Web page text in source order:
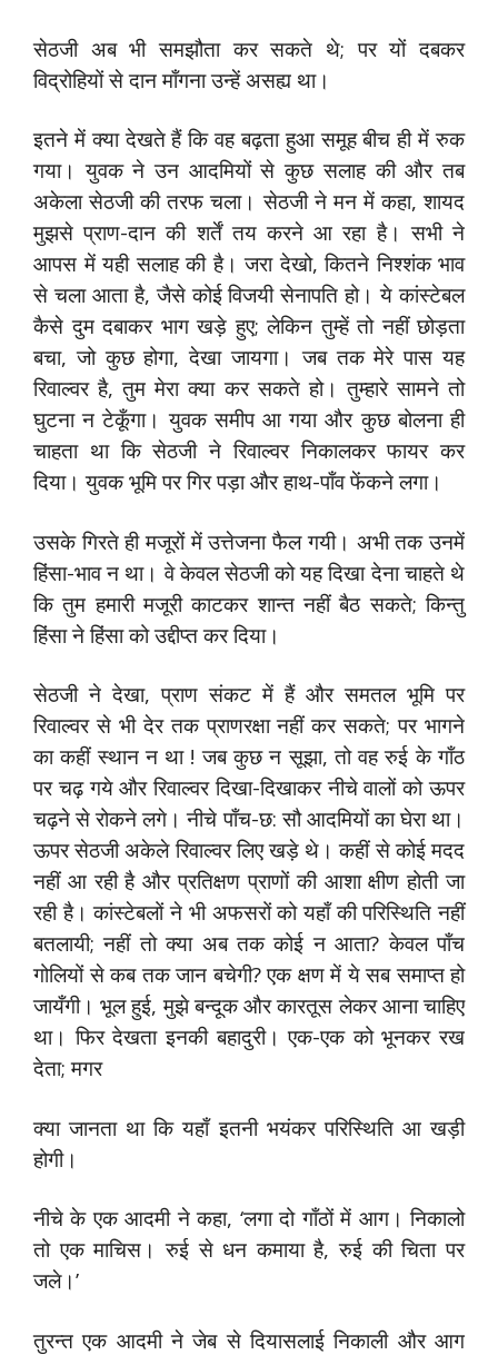
सेठजी अब भी समझौता कर सकते थे; पर यों दबकर
विद्रोहियों से दान माँगना उन्हें असह्य था।
इतने में क्या देखते हैं कि वह बढ़ता हुआ समूह बीच ही में रुक
गया। युवक ने उन आदमियों से कुछ सलाह की और तब
अकेला सेठजी की तरफ चला। सेठजी ने मन में कहा, शायद
मुझसे प्राण-दान की शर्तें तय करने आ रहा है। सभी ने
आपस में यही सलाह की है। जरा देखो, कितने निश्शंक भाव
से चला आता है, जैसे कोई विजयी सेनापति हो। ये कांस्टेबल
कैसे दुम दबाकर भाग खड़े हुए; लेकिन तुम्हें तो नहीं छोड़ता
बचा, जो कुछ होगा, देखा जायगा। जब तक मेरे पास यह
रिवाल्वर है, तुम मेरा क्या कर सकते हो। तुम्हारे सामने तो
घुटना न टेकूँगा। युवक समीप आ गया और कुछ बोलना ही
चाहता था कि सेठजी ने रिवाल्वर निकालकर फायर कर
दिया। युवक भूमि पर गिर पड़ा और हाथ-पाँव फेंकने लगा।
उसके गिरते ही मजूरों में उत्तेजना फैल गयी। अभी तक उनमें
हिंसा-भाव न था। वे केवल सेठजी को यह दिखा देना चाहते थे
कि तुम हमारी मजूरी काटकर शान्त नहीं बैठ सकते; किन्तु
हिंसा ने हिंसा को उद्दीप्त कर दिया।
सेठजी ने देखा, प्राण संकट में हैं और समतल भूमि पर
रिवाल्वर से भी देर तक प्राणरक्षा नहीं कर सकते; पर भागने
का कहीं स्थान न था ! जब कुछ न सूझा, तो वह रुई के गाँठ
पर चढ़ गये और रिवाल्वर दिखा-दिखाकर नीचे वालों को ऊपर
चढ़ने से रोकने लगे। नीचे पाँच-छ: सौ आदमियों का घेरा था।
ऊपर सेठजी अकेले रिवाल्वर लिए खड़े थे। कहीं से कोई मदद
नहीं आ रही है और प्रतिक्षण प्राणों की आशा क्षीण होती जा
रही है। कांस्टेबलों ने भी अफसरों को यहाँ की परिस्थिति नहीं
बतलायी; नहीं तो क्या अब तक कोई न आता? केवल पाँच
गोलियों से कब तक जान बचेगी? एक क्षण में ये सब समाप्त हो
जायँगी। भूल हुई, मुझे बन्दूक और कारतूस लेकर आना चाहिए
था। फिर देखता इनकी बहादुरी। एक-एक को भूनकर रख
देता; मगर
क्या जानता था कि यहाँ इतनी भयंकर परिस्थिति आ खड़ी
होगी।
नीचे के एक आदमी ने कहा, ‘लगा दो गाँठों में आग। निकालो
तो एक माचिस। रुई से धन कमाया है, रुई की चिता पर
जले।’
तुरन्त एक आदमी ने जेब से दियासलाई निकाली और आग